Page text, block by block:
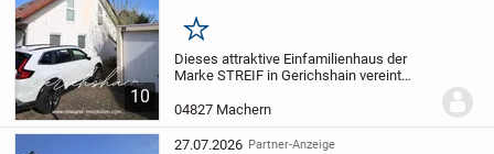
10
Merken
Dieses attraktive Einfamilienhaus der
Marke STREIF in Gerichshain vereint
Ausstattungsdetails und vielseitige
Nutzungsmöglichkeiten in einem
Zuhause mit besonderem...
04827 Machern
27.07.2026 Partner-Anzeige